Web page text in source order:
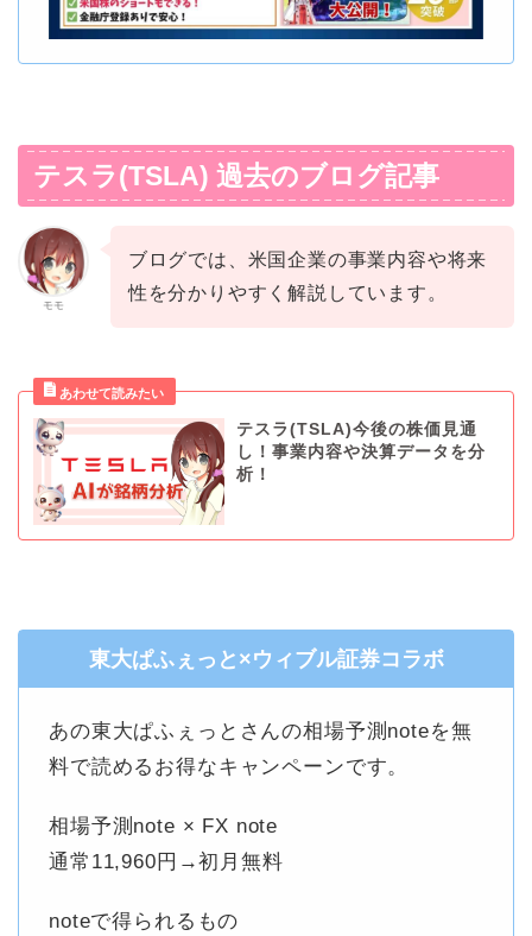
テスラ(TSLA) 過去のブログ記事
モモ
ブログでは、米国企業の事業内容や将来
性を分かりやすく解説しています。
テスラ(TSLA)今後の株価見通
し！事業内容や決算データを分
析！
東大ぱふぇっと×ウィブル証券コラボ
あの東大ぱふぇっとさんの相場予測noteを無
料で読めるお得なキャンペーンです。
相場予測note × FX note
通常11,960円→初月無料
noteで得られるもの